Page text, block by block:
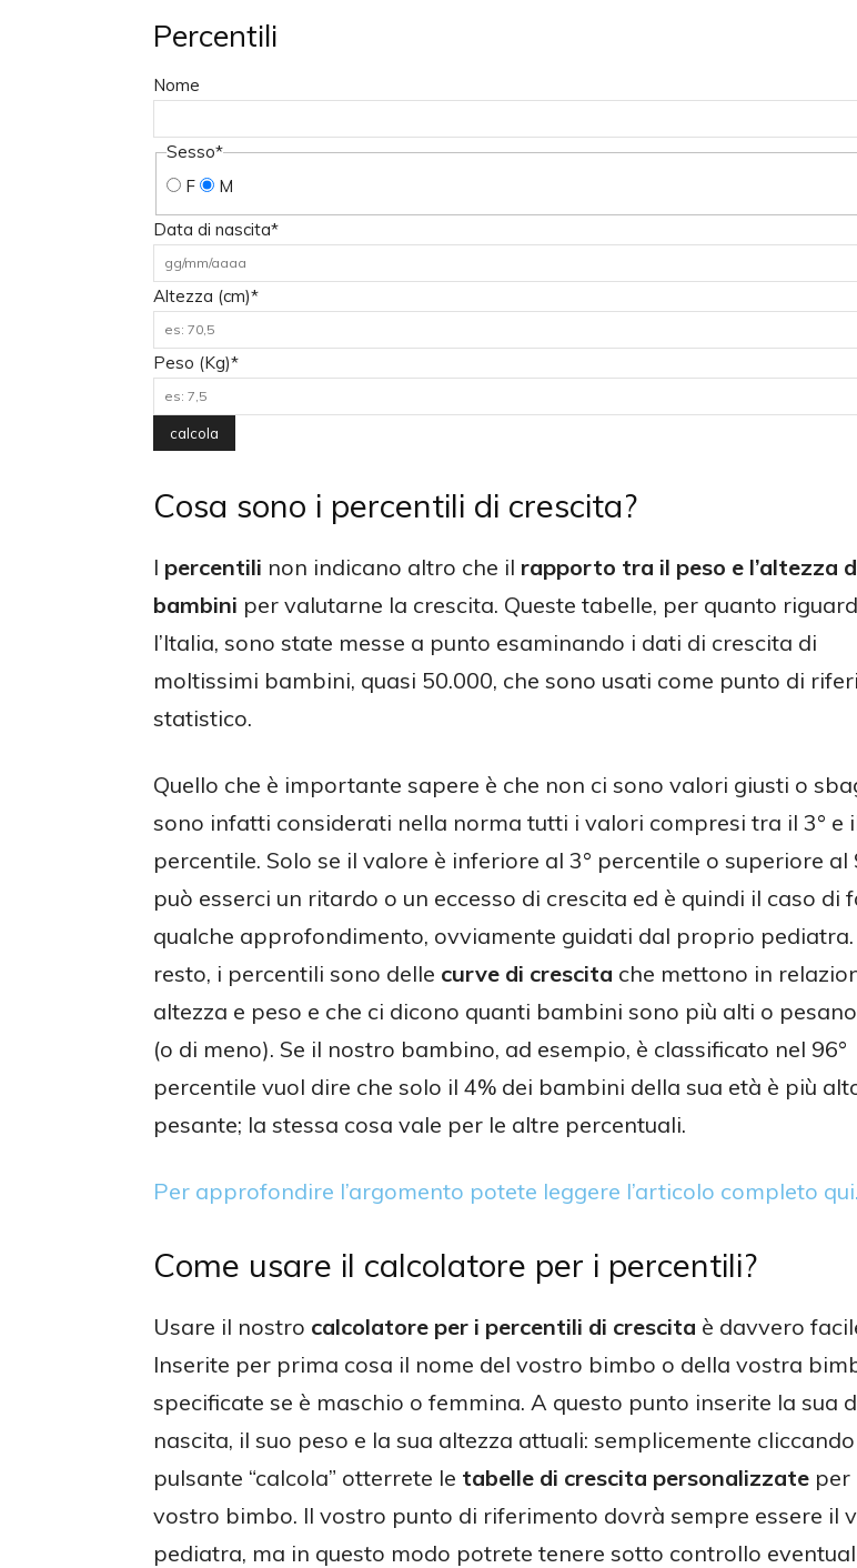
Percentili
Nome
Sesso*
F
M
Data di nascita*
Altezza (cm)*
Peso (Kg)*
Cosa sono i percentili di crescita?
I percentili non indicano altro che il rapporto tra il peso e l’altezza
bambini per valutarne la crescita. Queste tabelle, per quanto
l’Italia, sono state messe a punto esaminando i dati di crescita di
moltissimi bambini, quasi 50.000, che sono usati come punto di
statistico.
Quello che è importante sapere è che non ci sono valori giusti o
sono infatti considerati nella norma tutti i valori compresi tra il 3° e
percentile. Solo se il valore è inferiore al 3° percentile o superiore al
può esserci un ritardo o un eccesso di crescita ed è quindi il caso di
qualche approfondimento, ovviamente guidati dal proprio pediatra.
resto, i percentili sono delle curve di crescita che mettono in
altezza e peso e che ci dicono quanti bambini sono più alti o
(o di meno). Se il nostro bambino, ad esempio, è classificato nel 96°
percentile vuol dire che solo il 4% dei bambini della sua età è più
pesante; la stessa cosa vale per le altre percentuali.
Per approfondire l’argomento potete leggere l’articolo completo qui.
Come usare il calcolatore per i percentili?
Usare il nostro calcolatore per i percentili di crescita è davvero
Inserite per prima cosa il nome del vostro bimbo o della vostra
specificate se è maschio o femmina. A questo punto inserite la sua
nascita, il suo peso e la sua altezza attuali: semplicemente
pulsante “calcola” otterrete le tabelle di crescita personalizzate per
vostro bimbo. Il vostro punto di riferimento dovrà sempre essere il
pediatra, ma in questo modo potrete tenere sotto controllo